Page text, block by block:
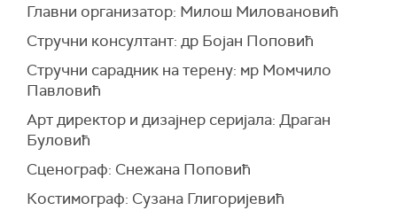
Главни организатор: Милош Миловановић
Стручни консултант: др Бојан Поповић
Стручни сарадник на терену: мр Момчило
Павловић
Арт директор и дизајнер серијала: Драган
Буловић
Сценограф: Снежана Поповић
Костимограф: Сузана Глигоријевић